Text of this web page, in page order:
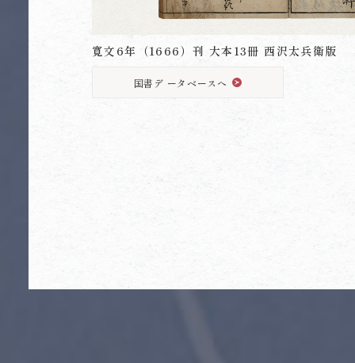
寛文6年（1666）刊 大本13冊 西沢太兵衛版
国書デ ータベースへ